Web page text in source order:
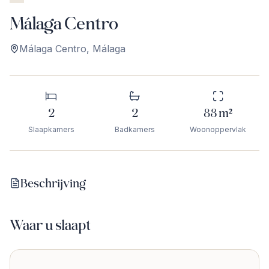
Málaga Centro
Málaga Centro, Málaga
2
Slaapkamers
2
Badkamers
83m²
Woonoppervlak
Beschrijving
Waar u slaapt